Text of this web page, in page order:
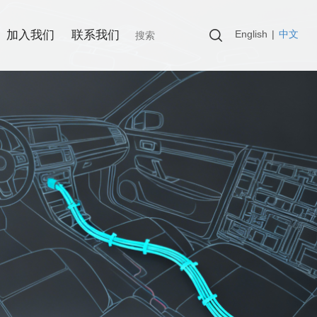
English | 中文
加入我们 联系我们